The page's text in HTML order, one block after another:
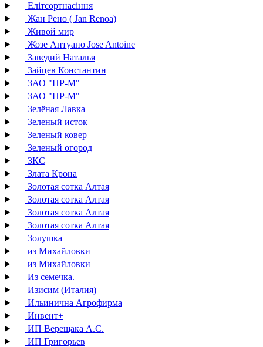
Елітсортнасіння
Жан Рено ( Jan Renoa)
Живой мир
Жозе Антуано Jose Antoine
Заведий Наталья
Зайцев Константин
ЗАО "ПР-М"
ЗАО "ПР-М"
Зелёная Лавка
Зеленый исток
Зеленый ковер
Зеленый огород
ЗКС
Злата Крона
Золотая сотка Алтая
Золотая сотка Алтая
Золотая сотка Алтая
Золотая сотка Алтая
Золушка
из Михайловки
из Михайловки
Из семечка.
Изисим (Италия)
Ильинична Агрофирма
Инвент+
ИП Верещака А.С.
ИП Григорьев